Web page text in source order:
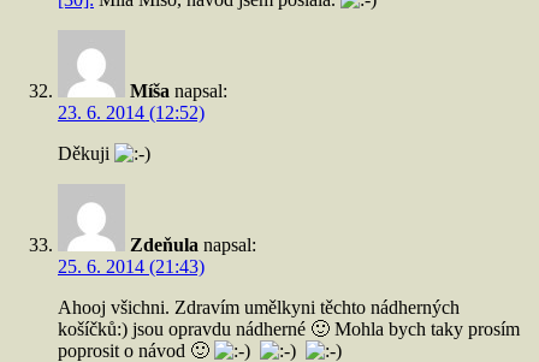
Míša napsal:
23. 6. 2014 (12:52)
Děkuji
Zdeňula napsal:
25. 6. 2014 (21:43)
Ahooj všichni. Zdravím umělkyni těchto nádherných
košíčků:) jsou opravdu nádherné 🙂 Mohla bych taky prosím
poprosit o návod 🙂